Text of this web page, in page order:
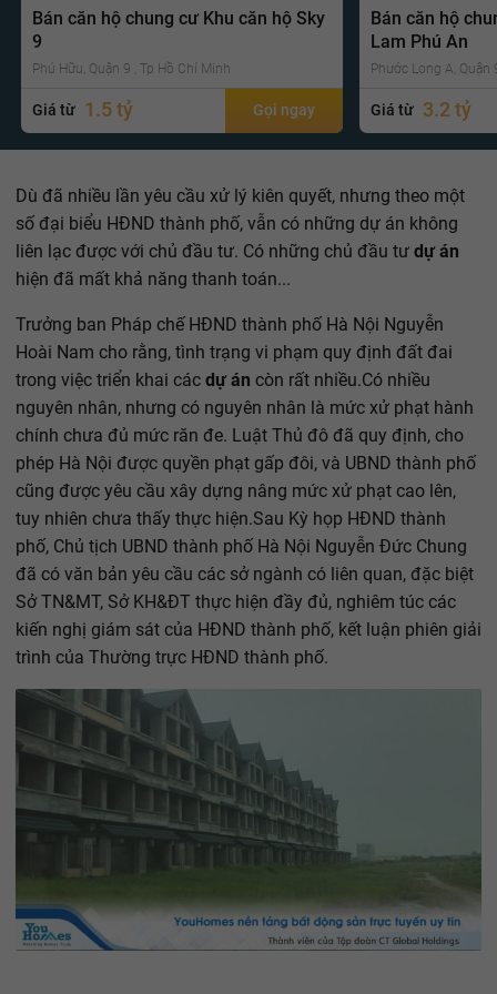
Bán căn hộ chung cư Khu căn hộ Sky
9
Phú Hữu, Quận 9 , Tp Hồ Chí Minh
Giá từ 1.5 tỷ Gọi ngay
Bán căn hộ
Lam Phú An
Phước Long A, Quận
Giá từ 3.2 tỷ
Dù đã nhiều lần yêu cầu xử lý kiên quyết, nhưng theo một
số đại biểu HĐND thành phố, vẫn có những dự án không
liên lạc được với chủ đầu tư. Có những chủ đầu tư dự án
hiện đã mất khả năng thanh toán...
Trưởng ban Pháp chế HĐND thành phố Hà Nội Nguyễn
Hoài Nam cho rằng, tình trạng vi phạm quy định đất đai
trong việc triển khai các dự án còn rất nhiều.Có nhiều
nguyên nhân, nhưng có nguyên nhân là mức xử phạt hành
chính chưa đủ mức răn đe. Luật Thủ đô đã quy định, cho
phép Hà Nội được quyền phạt gấp đôi, và UBND thành phố
cũng được yêu cầu xây dựng nâng mức xử phạt cao lên,
tuy nhiên chưa thấy thực hiện.Sau Kỳ họp HĐND thành
phố, Chủ tịch UBND thành phố Hà Nội Nguyễn Đức Chung
đã có văn bản yêu cầu các sở ngành có liên quan, đặc biệt
Sở TN&MT, Sở KH&ĐT thực hiện đầy đủ, nghiêm túc các
kiến nghị giám sát của HĐND thành phố, kết luận phiên giải
trình của Thường trực HĐND thành phố.